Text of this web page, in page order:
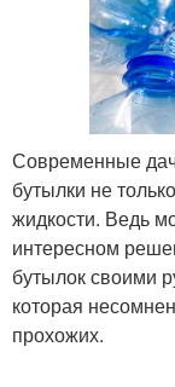
Современные
бутылки не
жидкости. Ведь
интересном
бутылок своими
которая
прохожих.